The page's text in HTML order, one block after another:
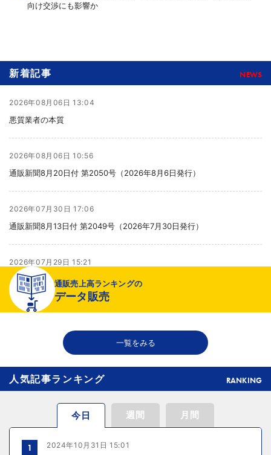
向け交渉にも影響か
新着記事 NEWS
2026年08月06日 13:04
悪質業者の本質
2026年08月06日 10:56
通販新聞8月20日付 第2050号（2026年8月6日発行）
2026年07月30日 17:06
通販新聞8月13日付 第2049号（2026年7月30日発行）
2026年07月29日 15:21
より健全な売り場へ
2026年07月29日 15:20
千趣会が新インナーブランド開発、締め付け感のない着心地へ
通販売上高ランキングの
データ販売
一覧をみる
人気記事ランキング RANKING
今日 週間 月間
1 2024年10月31日 15:01